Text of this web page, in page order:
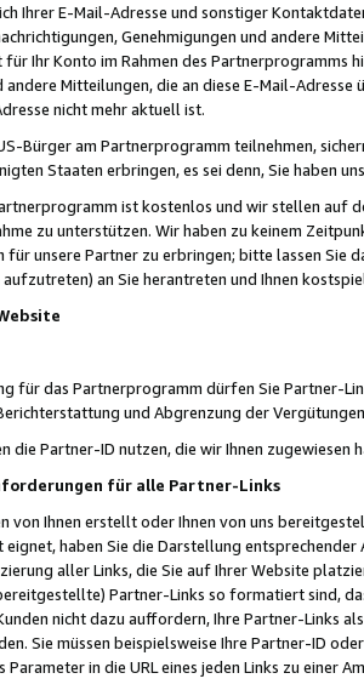
Ihrer E-Mail-Adresse und sonstiger
Genehmigungen und andere
Ihr Konto im Rahmen des Partnerprogramms
andere Mitteilungen, die an diese E-Mail-
nicht mehr aktuell ist.
Bürger am Partnerprogramm teilnehmen,
Staaten erbringen, es sei denn, Sie haben
ist kostenlos und wir stellen auf
zu unterstützen. Wir haben zu keinem
für unsere Partner zu erbringen; bitte lassen Sie
an Sie herantreten und Ihnen
für das Partnerprogramm dürfen Sie Partner-
und Abgrenzung der
die Partner-ID nutzen, die wir Ihnen zugewiesen
für alle Partner-Links
von Ihnen erstellt oder Ihnen von uns
eignet, haben Sie die Darstellung
aller Links, die Sie auf Ihrer Website
Partner-Links so formatiert sind,
nicht dazu auffordern, Ihre Partner-Links
Sie müssen beispielsweise Ihre Partner-ID
Parameter in die URL eines jeden Links zu einer